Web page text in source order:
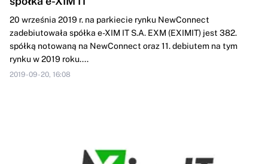
20 września 2019 r. na parkiecie rynku NewConnect
zadebiutowała spółka e-XIM IT S.A. EXM (EXIMIT) jest 382.
spółką notowaną na NewConnect oraz 11. debiutem na tym
rynku w 2019 roku....
2019-09-20, 16:08